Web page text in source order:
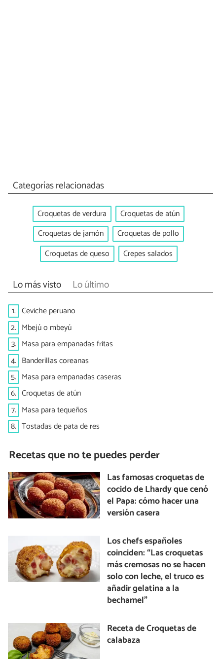
Categorías relacionadas
Croquetas de verdura
Croquetas de atún
Croquetas de jamón
Croquetas de pollo
Croquetas de queso
Crepes salados
Lo más visto Lo último
1. Ceviche peruano
2. Mbejú o mbeyú
3. Masa para empanadas fritas
4. Banderillas coreanas
5. Masa para empanadas caseras
6. Croquetas de atún
7. Masa para tequeños
8. Tostadas de pata de res
Recetas que no te puedes perder
Las famosas croquetas de
cocido de Lhardy que cenó
el Papa: cómo hacer una
versión casera
Los chefs españoles
coinciden: “Las croquetas
más cremosas no se hacen
solo con leche, el truco es
añadir gelatina a la
bechamel”
Receta de Croquetas de
calabaza